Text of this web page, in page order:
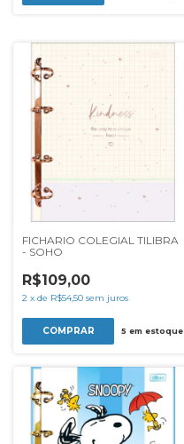
FICHARIO COLEGIAL TILIBRA
- SOHO
R$109,00
2 x de R$54,50 sem juros
5 em estoque